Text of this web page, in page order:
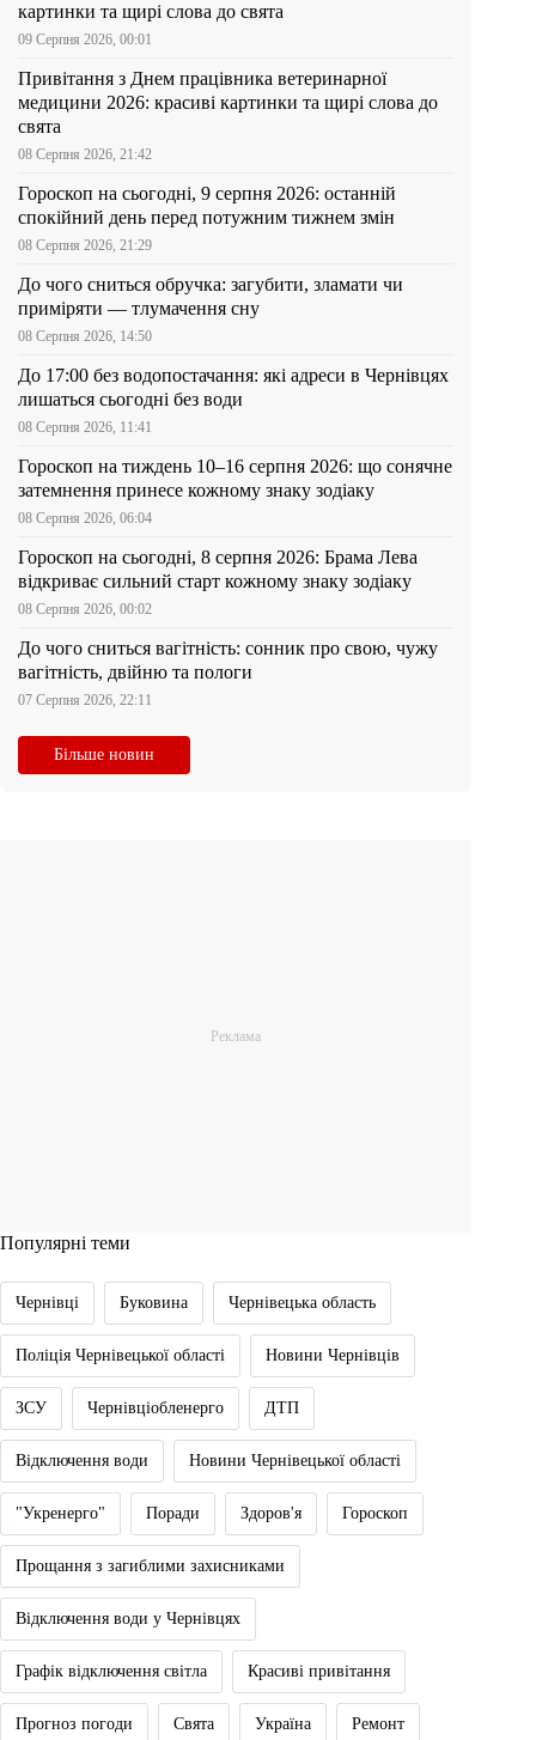
картинки та щирі слова до свята
09 Серпня 2026, 00:01
Привітання з Днем працівника ветеринарної
медицини 2026: красиві картинки та щирі слова до
свята
08 Серпня 2026, 21:42
Гороскоп на сьогодні, 9 серпня 2026: останній
спокійний день перед потужним тижнем змін
08 Серпня 2026, 21:29
До чого сниться обручка: загубити, зламати чи
приміряти — тлумачення сну
08 Серпня 2026, 14:50
До 17:00 без водопостачання: які адреси в Чернівцях
лишаться сьогодні без води
08 Серпня 2026, 11:41
Гороскоп на тиждень 10–16 серпня 2026: що сонячне
затемнення принесе кожному знаку зодіаку
08 Серпня 2026, 06:04
Гороскоп на сьогодні, 8 серпня 2026: Брама Лева
відкриває сильний старт кожному знаку зодіаку
08 Серпня 2026, 00:02
До чого сниться вагітність: сонник про свою, чужу
вагітність, двійню та пологи
07 Серпня 2026, 22:11
Більше новин
Популярні теми
Чернівці Буковина Чернівецька область
Поліція Чернівецької області Новини Чернівців
ЗСУ Чернівціобленерго ДТП
Відключення води Новини Чернівецької області
"Укренерго" Поради Здоров'я Гороскоп
Прощання з загиблими захисниками
Відключення води у Чернівцях
Графік відключення світла Красиві привітання
Прогноз погоди Свята Україна Ремонт